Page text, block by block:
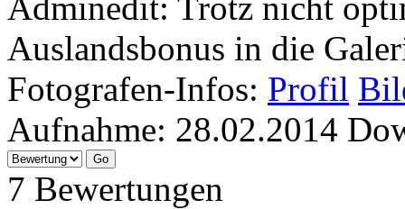
Auslandsbonus in die
Fotografen-Infos: Profil
Aufnahme: 28.02.2014
7 Bewertungen